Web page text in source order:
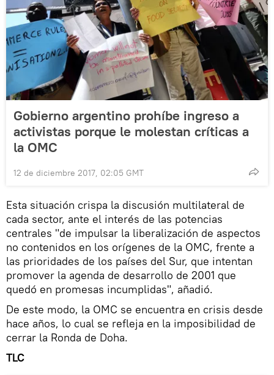
Gobierno argentino prohíbe ingreso a
activistas porque le molestan críticas a
la OMC
12 de diciembre 2017, 02:05 GMT
Esta situación crispa la discusión multilateral de
cada sector, ante el interés de las potencias
centrales "de impulsar la liberalización de aspectos
no contenidos en los orígenes de la OMC, frente a
las prioridades de los países del Sur, que intentan
promover la agenda de desarrollo de 2001 que
quedó en promesas incumplidas", añadió.
De este modo, la OMC se encuentra en crisis desde
hace años, lo cual se refleja en la imposibilidad de
cerrar la Ronda de Doha.
TLC